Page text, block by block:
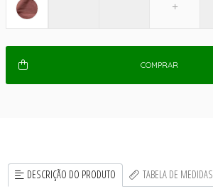
COMPRAR
DESCRIÇÃO DO PRODUTO TABELA DE MEDIDAS